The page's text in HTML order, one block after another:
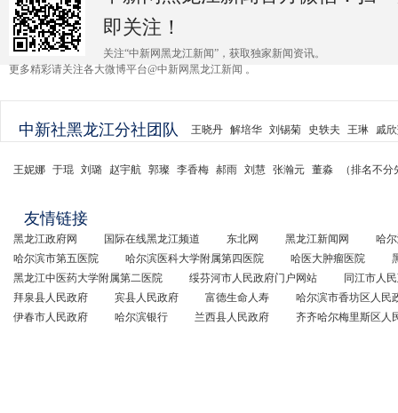
即关注！
关注“中新网黑龙江新闻”，获取独家新闻资讯。
更多精彩请关注各大微博平台@中新网黑龙江新闻 。
中新社黑龙江分社团队 王晓丹 解培华 刘锡菊 史轶夫 王琳 戚
王妮娜 于琨 刘璐 赵宇航 郭璨 李香梅 郝雨 刘慧 张瀚元 董淼 （排名不
友情链接
黑龙江政府网 国际在线黑龙江频道 东北网 黑龙江新闻网
哈
哈尔滨市第五医院
哈尔滨医科大学附属第四医院 哈医大肿瘤医院
黑龙江中医药大学附属第二医院
绥芬河市人民政府门户网站
同江市人
拜泉县人民政府
宾县人民政府 富德生命人寿
哈尔滨市香坊区人民
伊春市人民政府
哈尔滨银行 兰西县人民政府 齐齐哈尔梅里斯区人